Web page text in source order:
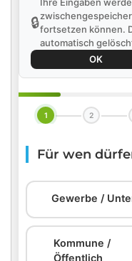
🔒fortsetzen können.
automatisch
OK
1 2
Für wen
Gewerbe /
Kommune /
Öffentlich